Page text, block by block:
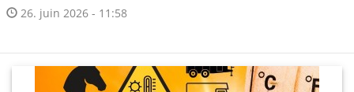
26. juin 2026 - 11:58